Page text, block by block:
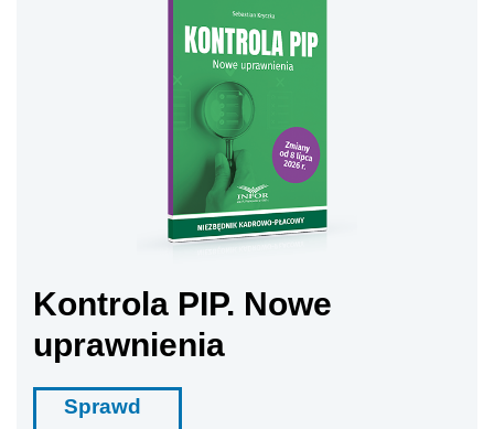
Kontrola PIP. Nowe
uprawnienia
Sprawd